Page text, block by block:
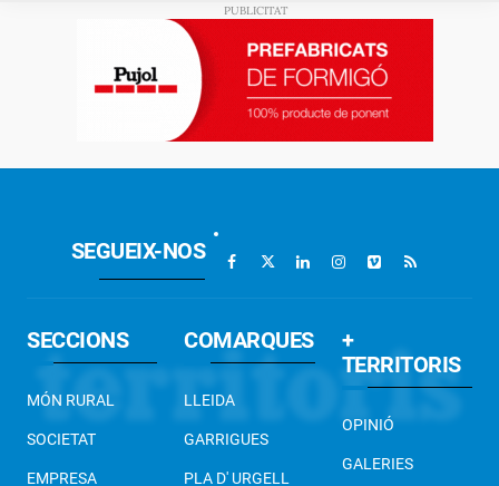
SEGUEIX-NOS
SECCIONS
MÓN RURAL
SOCIETAT
EMPRESA
COMARQUES
LLEIDA
GARRIGUES
PLA D' URGELL
+
TERRITORIS
OPINIÓ
GALERIES